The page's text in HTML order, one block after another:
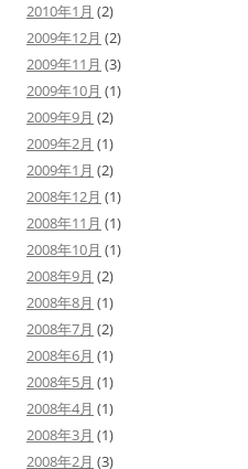
2010年1月 (2)
2009年12月 (2)
2009年11月 (3)
2009年10月 (1)
2009年9月 (2)
2009年2月 (1)
2009年1月 (2)
2008年12月 (1)
2008年11月 (1)
2008年10月 (1)
2008年9月 (2)
2008年8月 (1)
2008年7月 (2)
2008年6月 (1)
2008年5月 (1)
2008年4月 (1)
2008年3月 (1)
2008年2月 (3)